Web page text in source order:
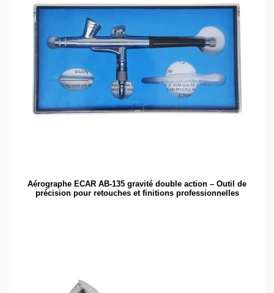
Aérographe ECAR AB-135 gravité double action – Outil de
précision pour retouches et finitions professionnelles